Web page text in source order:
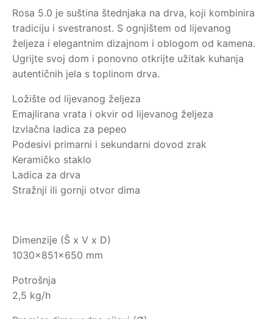
Rosa 5.0 je suština štednjaka na drva, koji kombinira
tradiciju i svestranost. S ognjištem od lijevanog
željeza i elegantnim dizajnom i oblogom od kamena.
Ugrijte svoj dom i ponovno otkrijte užitak kuhanja
autentičnih jela s toplinom drva.
Ložište od lijevanog željeza
Emajlirana vrata i okvir od lijevanog željeza
Izvlačna ladica za pepeo
Podesivi primarni i sekundarni dovod zrak
Keramičko staklo
Ladica za drva
Stražnji ili gornji otvor dima
Dimenzije (Š x V x D)
1030x851x650 mm
Potrošnja
2,5 kg/h